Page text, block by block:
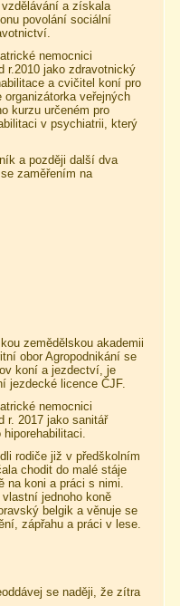
a získala
povolání sociální
nemocnici
r.2010 jako zdravotnický
a cvičitel koní pro
organizátorka veřejných
kurzu určeném pro
v psychiatrii, který
a později další dva
zaměřením na
zemědělskou akademii
obor Agropodnikání se
koní a jezdectví, je
jezdecké licence ČJF.
nemocnici
r. 2017 jako sanitář
rodiče již v předškolním
chodit do malé stáje
na koni a práci s nimi.
jednoho koně
belgik a věnuje se
zápřahu a práci v lese.
se naději, že zítra